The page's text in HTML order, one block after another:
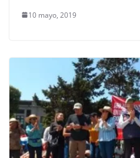
10 mayo, 2019